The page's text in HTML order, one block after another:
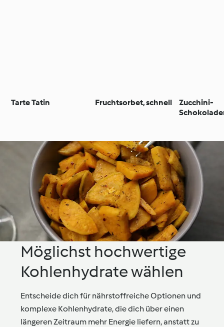
Tarte Tatin Fruchtsorbet, schnell
Zucchini-
Möglichst hochwertige
Kohlenhydrate wählen
Entscheide dich für nährstoffreiche Optionen und
komplexe Kohlenhydrate, die dich über einen
längeren Zeitraum mehr Energie liefern, anstatt zu